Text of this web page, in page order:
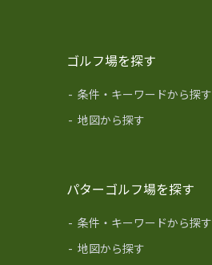
ゴルフ場を探す
- 条件・キーワードから探す
- 地図から探す
パターゴルフ場を探す
- 条件・キーワードから探す
- 地図から探す